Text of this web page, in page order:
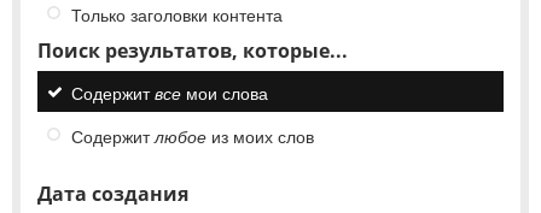
Только заголовки контента
Поиск результатов, которые...
Содержитвсе мои слова
Содержитлюбое из моих слов
Дата создания